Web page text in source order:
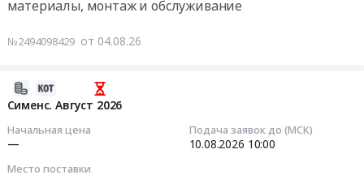
материалы, монтаж и обслуживание
№2494098429 от 04.08.26
Сименс. Август 2026
Начальная цена
—
Подача заявок до (МСК)
10.08.2026 10:00
Место поставки